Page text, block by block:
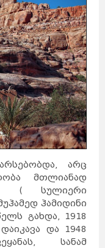
არც
მთლიანად
( სულიერი
ჰამიდინი
გახდა, 1918
და 1948
სანამ